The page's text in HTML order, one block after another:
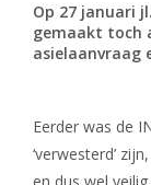
Op 27 januari
gemaakt toch
asielaanvraag
Eerder was de
‘verwesterd’